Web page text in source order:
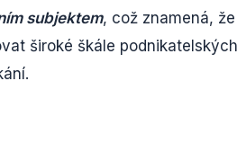
subjektem, což znamená, že
široké škále podnikatelských